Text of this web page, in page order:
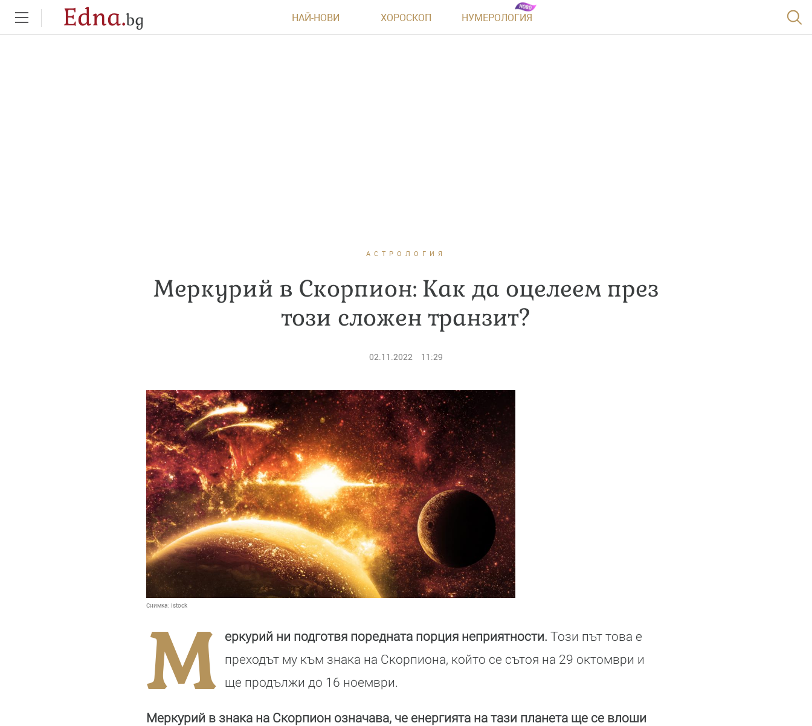
Edna.bg НАЙ-НОВИ ХОРОСКОП НУМЕРОЛОГИЯ
АСТРОЛОГИЯ
Меркурий в Скорпион: Как да оцелеем през
този сложен транзит?
02.11.2022 11:29
Снимка: Istock
М еркурий ни подготвя поредната порция неприятности. Този път това е
преходът му към знака на Скорпиона, който се сътоя на 29 октомври и
ще продължи до 16 ноември.
Меркурий в знака на Скорпион означава, че енергията на тази планета ще се влоши